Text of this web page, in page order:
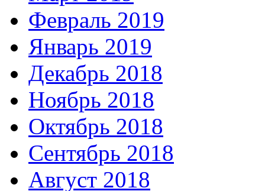
Февраль 2019
Январь 2019
Декабрь 2018
Ноябрь 2018
Октябрь 2018
Сентябрь 2018
Август 2018